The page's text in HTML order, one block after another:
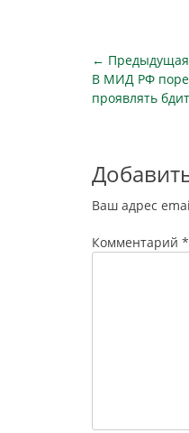
ним
электронной
по
← Предыдущая
Предыдущая
публикация
В МИД РФ
проявлять
Ваш адрес
Комментарий *